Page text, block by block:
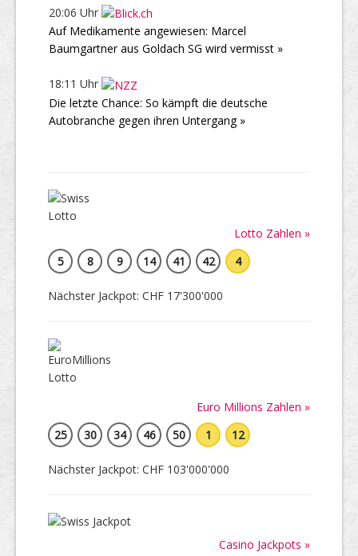
20:06 Uhr
Auf Medikamente angewiesen: Marcel
Baumgartner aus Goldach SG wird vermisst »
18:11 Uhr
Die letzte Chance: So kämpft die deutsche
Autobranche gegen ihren Untergang »
Lotto Zahlen »
5
8 9 14 41 42 4
Nächster Jackpot: CHF 17'300'000
Euro Millions Zahlen »
25
30 34 46 50 1 12
Nächster Jackpot: CHF 103'000'000
Casino Jackpots »